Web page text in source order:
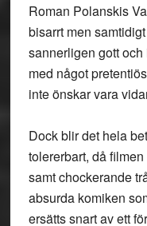
Roman Polanskis
bisarrt men
sannerligen gott
med något
inte önskar vara
Dock blir det hela
tolererbart, då
samt chockerande
absurda komiken
ersätts snart av ett